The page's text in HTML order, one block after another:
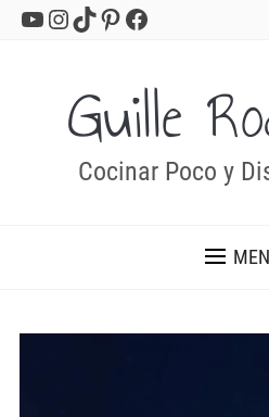
YouTube
Instagram
TikTok
Pinterest
Facebook
Guille
Cocinar Poco y